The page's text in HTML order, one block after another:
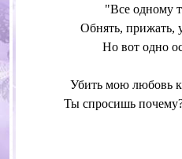
"Все одному
Обнять, прижать,
Но вот одно
Убить мою любовь к
Ты спросишь